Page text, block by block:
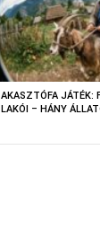
AKASZTÓFA JÁTÉK:
LAKÓI – HÁNY